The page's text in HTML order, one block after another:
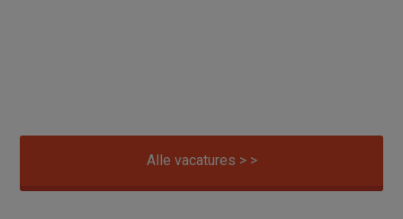
Alle vacatures > >